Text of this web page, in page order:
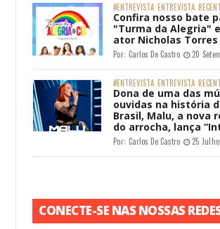
#ENTREVISTA ENTREVISTA
Confira nosso bate
"Turma da Alegria"
ator Nicholas Torres
Por: Carlos De Castro 20
#ENTREVISTA ENTREVISTA
Dona de uma das
ouvidas na história
Brasil, Malu, a nova
do arrocha, lança
Por: Carlos De Castro 25
CONECTE-SE NAS NOSSAS